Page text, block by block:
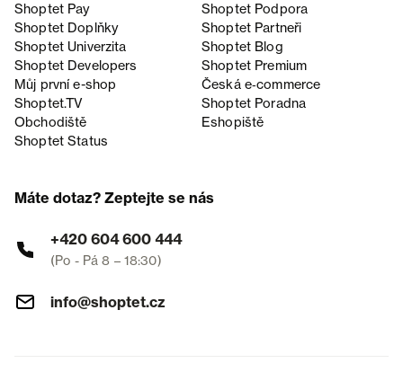
Shoptet Pay
Shoptet Podpora
Shoptet Doplňky
Shoptet Partneři
Shoptet Univerzita
Shoptet Blog
Shoptet Developers
Shoptet Premium
Můj první e-shop
Česká e‑commerce
Shoptet.TV
Shoptet Poradna
Obchodiště
Eshopiště
Shoptet Status
Máte dotaz? Zeptejte se nás
+420 604 600 444
(Po - Pá 8 – 18:30)
info@shoptet.cz